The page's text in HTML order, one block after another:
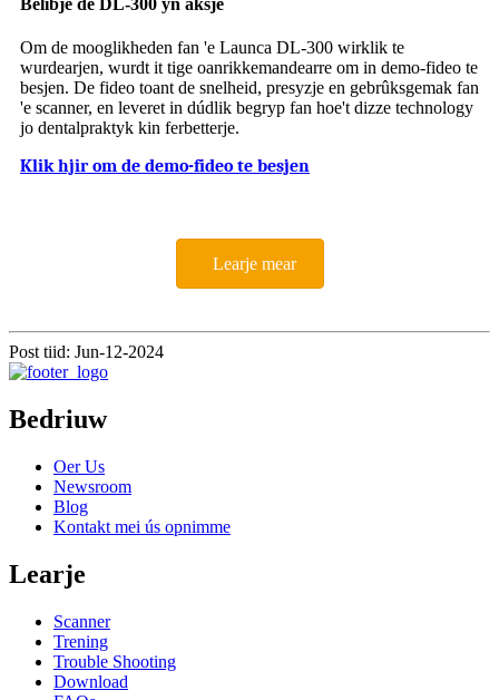
Om de mooglikheden fan 'e Launca DL-300 wirklik te
wurdearjen, wurdt it tige oanrikkemandearre om in demo-fideo te
besjen. De fideo toant de snelheid, presyzje en gebrûksgemak fan
'e scanner, en leveret in dúdlik begryp fan hoe't dizze technology
jo dentalpraktyk kin ferbetterje.
Klik hjir om de demo-fideo te besjen
Learje mear
Post tiid: Jun-12-2024
Bedriuw
Oer Us
Newsroom
Blog
Kontakt mei ús opnimme
Learje
Scanner
Trening
Trouble Shooting
Download